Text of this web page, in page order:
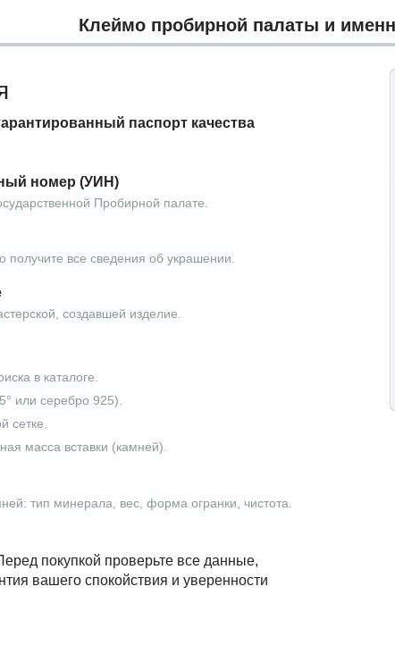
Клеймо пробирной палаты и
паспорт качества
номер (УИН)
Пробирной палате.
все сведения об украшении.
создавшей изделие.
в каталоге.
или серебро 925).
сетке.
масса вставки (камней).
тип минерала, вес, форма огранки, чистота.
покупкой проверьте все данные,
вашего спокойствия и уверенности